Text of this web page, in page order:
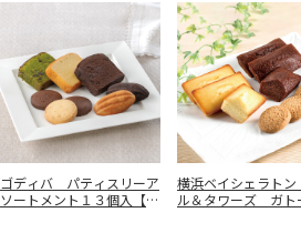
ゴディバ パティスリーア
ソートメント１３個入【慶
横浜ベイシェラト
ル＆タワーズ ガト